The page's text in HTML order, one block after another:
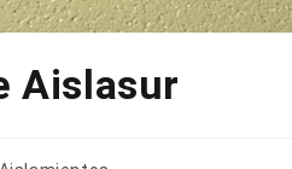
Aislasur